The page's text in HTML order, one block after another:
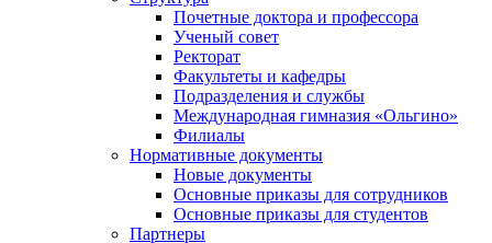
Почетные доктора и профессора
Ученый совет
Ректорат
Факультеты и кафедры
Подразделения и службы
Международная гимназия «Ольгино»
Филиалы
Нормативные документы
Новые документы
Основные приказы для сотрудников
Основные приказы для студентов
Партнеры